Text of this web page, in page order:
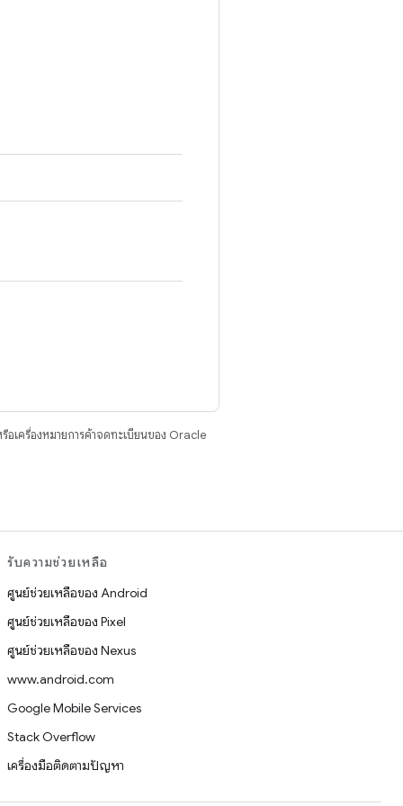
อเครื่องหมายการค้าจดทะเบียนของ Oracle
รับความช่วยเหลือ
ศูนย์ช่วยเหลือของ Android
ศูนย์ช่วยเหลือของ Pixel
ศูนย์ช่วยเหลือของ Nexus
www.android.com
Google Mobile Services
Stack Overflow
เครื่องมือติดตามปัญหา